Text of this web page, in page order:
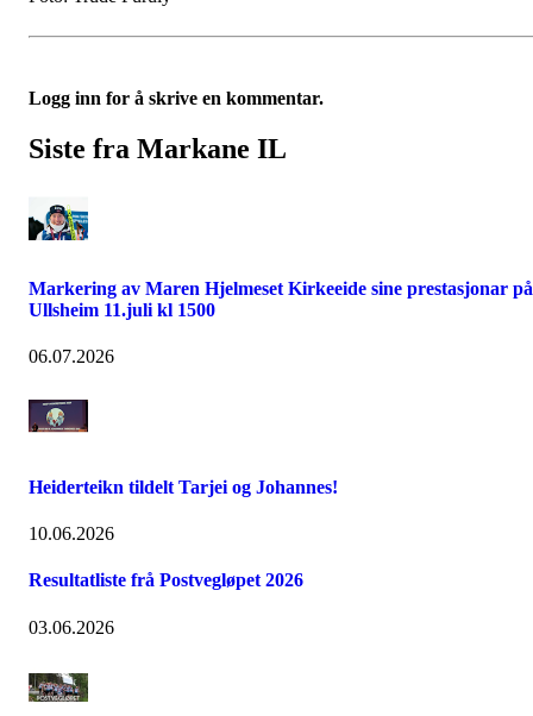
Logg inn for å skrive en kommentar.
Siste fra Markane IL
Markering av Maren Hjelmeset Kirkeeide sine prestasjonar på
Ullsheim 11.juli kl 1500
06.07.2026
Heiderteikn tildelt Tarjei og Johannes!
10.06.2026
Resultatliste frå Postvegløpet 2026
03.06.2026